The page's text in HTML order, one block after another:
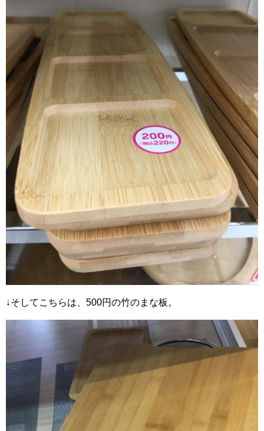
↓そしてこちらは、500円の竹のまな板。